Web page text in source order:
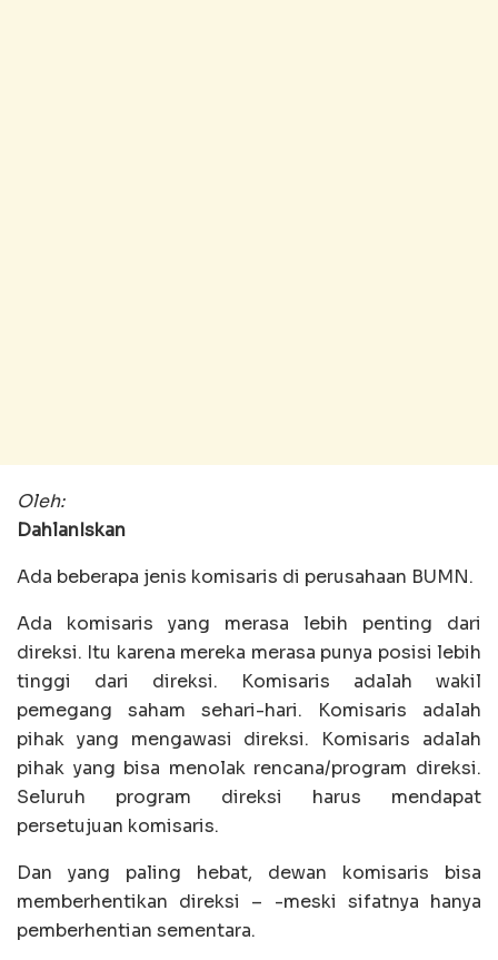
Oleh:
DahlanIskan
Ada beberapa jenis komisaris di perusahaan BUMN.
Ada komisaris yang merasa lebih penting dari
direksi. Itu karena mereka merasa punya posisi lebih
tinggi dari direksi. Komisaris adalah wakil
pemegang saham sehari-hari. Komisaris adalah
pihak yang mengawasi direksi. Komisaris adalah
pihak yang bisa menolak rencana/program direksi.
Seluruh program direksi harus mendapat
persetujuan komisaris.
Dan yang paling hebat, dewan komisaris bisa
memberhentikan direksi – -meski sifatnya hanya
pemberhentian sementara.